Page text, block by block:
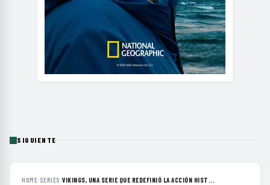
SIGUIENTE
HOME› SERIES ›VIKINGS, UNA SERIE QUE REDEFINIÓ LA ACCIÓN HIST...